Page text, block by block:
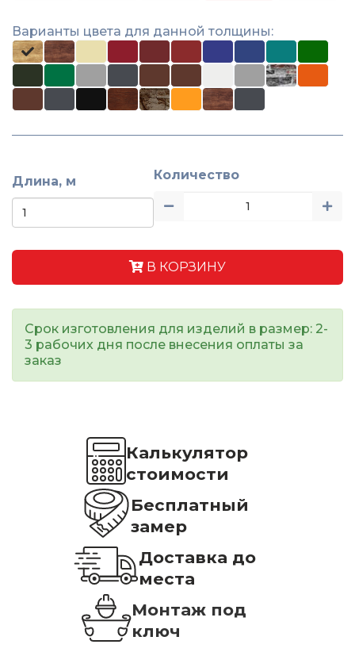
Варианты цвета для данной толщины:
Длина, м Количество
В КОРЗИНУ
Срок изготовления для изделий в размер: 2-
3 рабочих дня после внесения оплаты за
заказ
Калькулятор
стоимости
Бесплатный
замер
Доставка до
места
Монтаж под
ключ